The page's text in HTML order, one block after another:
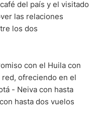
del país y el visitado
las relaciones
los dos
con el Huila con
ofreciendo en el
- Neiva con hasta
hasta dos vuelos